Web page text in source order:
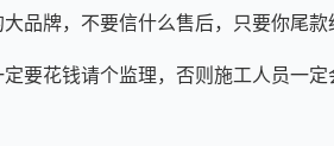
品牌，不要信什么售后，只要你尾款
要花钱请个监理，否则施工人员一